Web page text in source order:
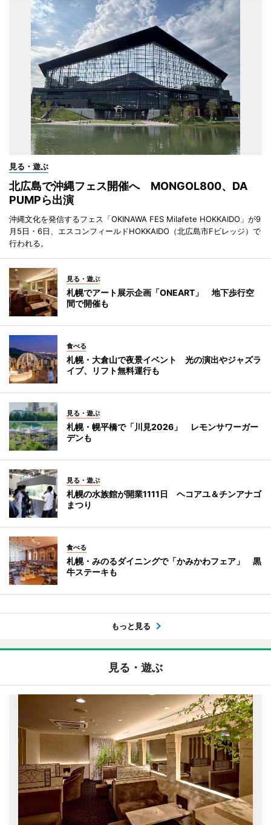
見る・遊ぶ
北広島で沖縄フェス開催へ MONGOL800、DA
PUMPら出演
沖縄文化を発信するフェス「OKINAWA FES Milafete HOKKAIDO」が9
月5日・6日、エスコンフィールドHOKKAIDO（北広島市Fビレッジ）で
行われる。
見る・遊ぶ
札幌でアート展示企画「ONEART」 地下歩行空
間で開催も
食べる
札幌・大倉山で夜景イベント 光の演出やジャズラ
イブ、リフト無料運行も
見る・遊ぶ
札幌・幌平橋で「川見2026」 レモンサワーガー
デンも
見る・遊ぶ
札幌の水族館が開業1111日 ヘコアユ＆チンアナゴ
まつり
食べる
札幌・みのるダイニングで「かみかわフェア」 黒
牛ステーキも
もっと見る
見る・遊ぶ